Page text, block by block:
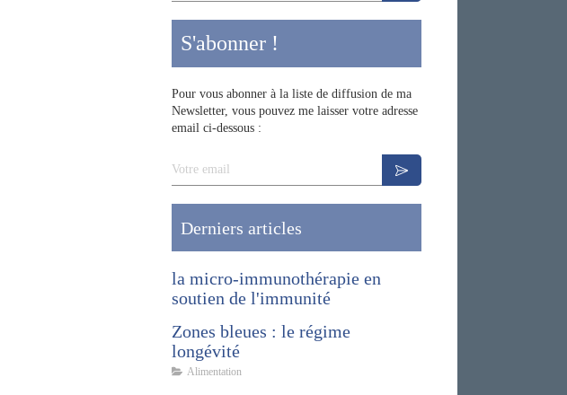
S'abonner !
Pour vous abonner à la liste de diffusion de ma
Newsletter, vous pouvez me laisser votre adresse
email ci-dessous :
Votre email
Derniers articles
la micro-immunothérapie en
soutien de l'immunité
Zones bleues : le régime
longévité
Alimentation